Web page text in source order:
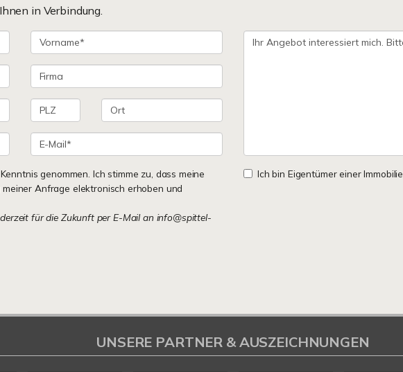
in Verbindung.
genommen. Ich stimme zu, dass meine
Anfrage elektronisch erhoben und
für die Zukunft per E-Mail an info@spittel-
Ich bin Eigentümer einer Immobilie.
UNSERE PARTNER & AUSZEICHNUNGEN